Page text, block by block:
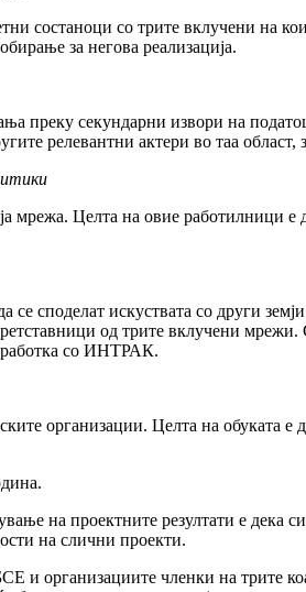
состаноци со трите вклучени на
за негова реализација.
преку секундарни извори на
релевантни актери во таа
мрежа. Целта на овие работилници
се споделат искуствата со други
од трите вклучени
со ИНТРАК.
организации. Целта на обуката
на проектните резултати е
на слични проекти.
и организациите членки на